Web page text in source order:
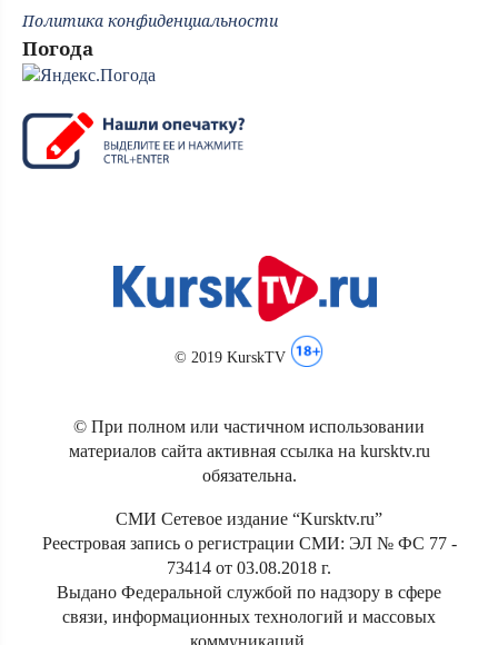
Политика конфиденциальности
Погода
© 2019 KurskTV
© При полном или частичном использовании
материалов сайта активная ссылка на kursktv.ru
обязательна.
СМИ Сетевое издание “Kursktv.ru”
Реестровая запись о регистрации СМИ: ЭЛ № ФС 77 -
73414 от 03.08.2018 г.
Выдано Федеральной службой по надзору в сфере
связи, информационных технологий и массовых
коммуникаций.